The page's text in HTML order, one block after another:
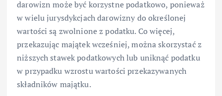
darowizn może być korzystne podatkowo, ponieważ
w wielu jurysdykcjach darowizny do określonej
wartości są zwolnione z podatku. Co więcej,
przekazując majątek wcześniej, można skorzystać z
niższych stawek podatkowych lub uniknąć podatku
w przypadku wzrostu wartości przekazywanych
składników majątku.